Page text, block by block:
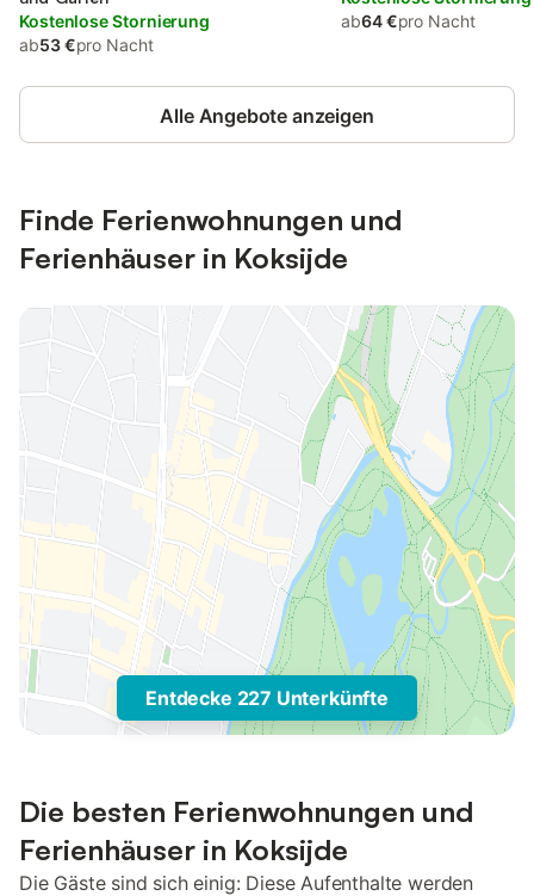
Kostenlose Stornierung
ab53 €pro Nacht
ab64 €pro Nacht
Alle Angebote anzeigen
Finde Ferienwohnungen und
Ferienhäuser in Koksijde
Entdecke 227 Unterkünfte
Die besten Ferienwohnungen und
Ferienhäuser in Koksijde
Die Gäste sind sich einig: Diese Aufenthalte werden